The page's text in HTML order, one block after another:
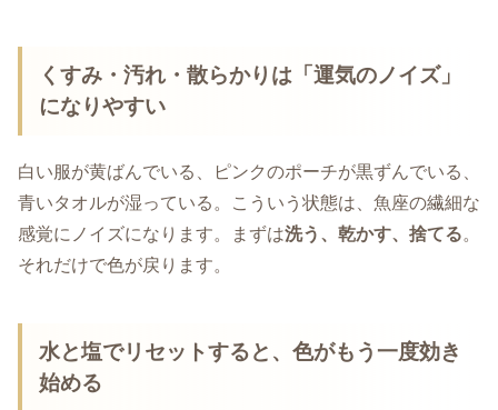
くすみ・汚れ・散らかりは「運気のノイズ」
になりやすい
白い服が黄ばんでいる、ピンクのポーチが黒ずんでいる、
青いタオルが湿っている。こういう状態は、魚座の繊細な
感覚にノイズになります。まずは洗う、乾かす、捨てる。
それだけで色が戻ります。
水と塩でリセットすると、色がもう一度効き
始める